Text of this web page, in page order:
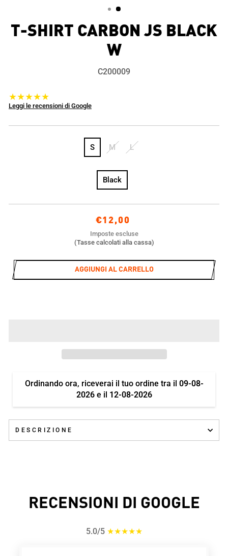
T-SHIRT CARBON JS BLACK
W
C200009
★★★★★
Leggi le recensioni di Google
S M L
Black
Prezzo
listino
€12,00
Imposte escluse
(Tasse calcolati alla cassa)
AGGIUNGI AL CARRELLO
Ordinando ora, riceverai il tuo ordine tra il 09-08-
2026e il 12-08-2026
DESCRIZIONE
RECENSIONI DI GOOGLE
5.0/5 ★★★★★